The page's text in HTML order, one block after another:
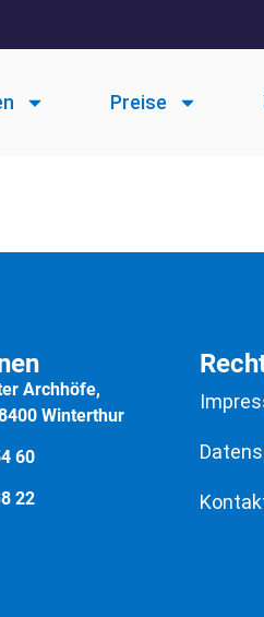
Preise
Archhöfe,
Winterthur
60
22